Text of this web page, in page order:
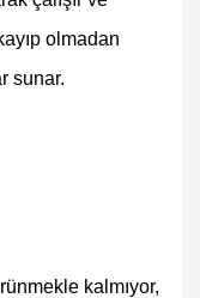
olmadan
sunar.
kalmıyor,